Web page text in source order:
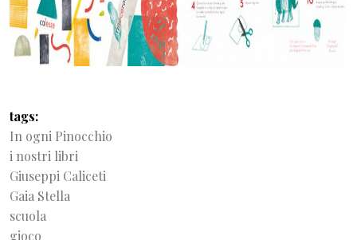
tags
In ogni Pinocchio
i nostri libri
Giuseppi Caliceti
Gaia Stella
scuola
gioco